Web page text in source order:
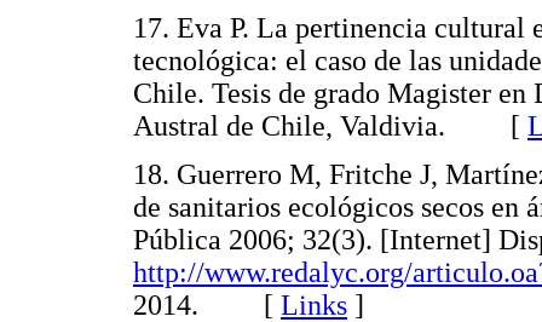
17. Eva P. La pertinencia cultural
tecnológica: el caso de las
Chile. Tesis de grado Magister
Austral de Chile, Valdivia. [
18. Guerrero M, Fritche J,
de sanitarios ecológicos secos en
Pública 2006; 32(3). [Internet]
http://www.redalyc.org/
2014. [ Links ]